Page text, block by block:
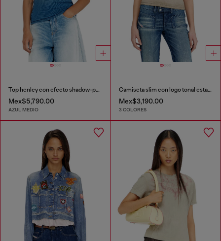
Top henley con efecto shadow-patch
Mex$5,790.00
AZUL MEDIO
Camiseta slim con logo tonal estampado
Mex$3,190.00
3 COLORES